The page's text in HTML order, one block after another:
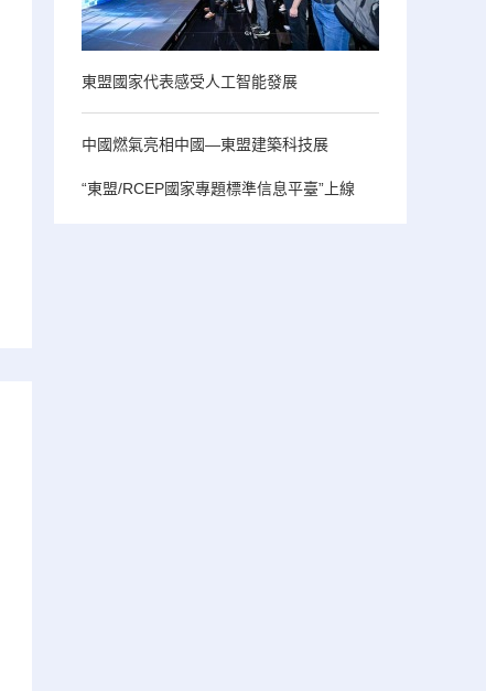
東盟國家代表感受人工智能發展
中國燃氣亮相中國—東盟建築科技展
“東盟/RCEP國家專題標準信息平臺”上線